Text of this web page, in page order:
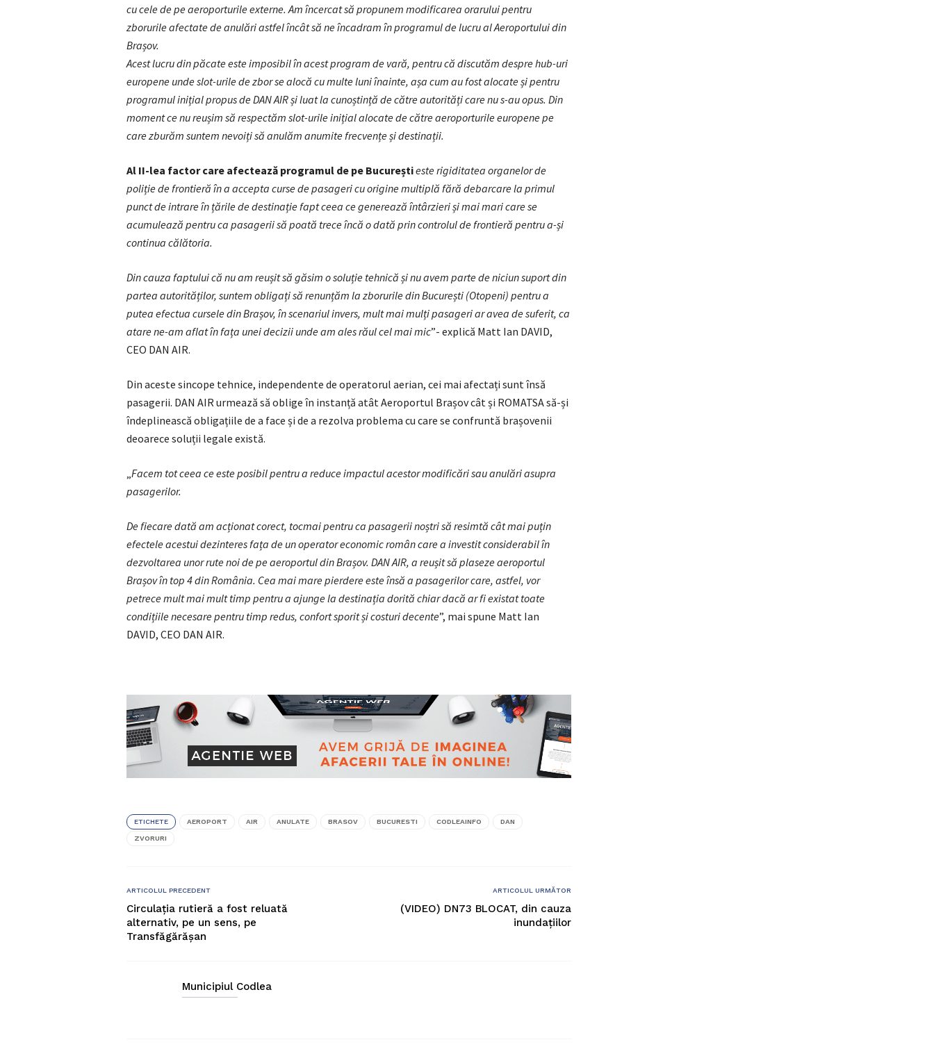
cu cele de pe aeroporturile externe. Am încercat să propunem modificarea orarului pentru
zborurile afectate de anulări astfel încât să ne încadram în programul de lucru al Aeroportului din
Brașov.
Acest lucru din păcate este imposibil în acest program de vară, pentru că discutăm despre hub-uri
europene unde slot-urile de zbor se alocă cu multe luni înainte, așa cum au fost alocate și pentru
programul inițial propus de DAN AIR și luat la cunoștință de către autorități care nu s-au opus. Din
moment ce nu reușim să respectăm slot-urile inițial alocate de către aeroporturile europene pe
care zburăm suntem nevoiți să anulăm anumite frecvențe și destinații.
Al II-lea factor care afectează programul de pe Bucureștieste rigiditatea organelor de
poliție de frontieră în a accepta curse de pasageri cu origine multiplă fără debarcare la primul
punct de intrare în țările de destinație fapt ceea ce generează întârzieri și mai mari care se
acumulează pentru ca pasagerii să poată trece încă o dată prin controlul de frontieră pentru a-și
continua călătoria.
Din cauza faptului că nu am reușit să găsim o soluție tehnică și nu avem parte de niciun suport din
partea autorităților, suntem obligați să renunțăm la zborurile din București (Otopeni) pentru a
putea efectua cursele din Brașov, în scenariul invers, mult mai mulți pasageri ar avea de suferit, ca
atare ne-am aflat în fața unei decizii unde am ales răul cel mai mic”- explică Matt Ian DAVID,
CEO DAN AIR.
Din aceste sincope tehnice, independente de operatorul aerian, cei mai afectați sunt însă
pasagerii. DAN AIR urmează să oblige în instanță atât Aeroportul Brașov cât și ROMATSA să-și
îndeplinească obligațiile de a face și de a rezolva problema cu care se confruntă brașovenii
deoarece soluții legale există.
„Facem tot ceea ce este posibil pentru a reduce impactul acestor modificări sau anulări asupra
pasagerilor.
De fiecare dată am acționat corect, tocmai pentru ca pasagerii noștri să resimtă cât mai puțin
efectele acestui dezinteres fața de un operator economic român care a investit considerabil în
dezvoltarea unor rute noi de pe aeroportul din Brașov. DAN AIR, a reușit să plaseze aeroportul
Brașov în top 4 din România. Cea mai mare pierdere este însă a pasagerilor care, astfel, vor
petrece mult mai mult timp pentru a ajunge la destinația dorită chiar dacă ar fi existat toate
condițiile necesare pentru timp redus, confort sporit și costuri decente”, mai spune Matt Ian
DAVID, CEO DAN AIR.
ETICHETE AEROPORT AIR ANULATE BRASOV BUCURESTI CODLEAINFO DAN
ZVORURI
ARTICOLUL PRECEDENT
Circulaţia rutieră a fost reluată
alternativ, pe un sens, pe
Transfăgărăşan
ARTICOLUL URMĂTOR
(VIDEO) DN73 BLOCAT, din cauza
inundațiilor
Municipiul Codlea